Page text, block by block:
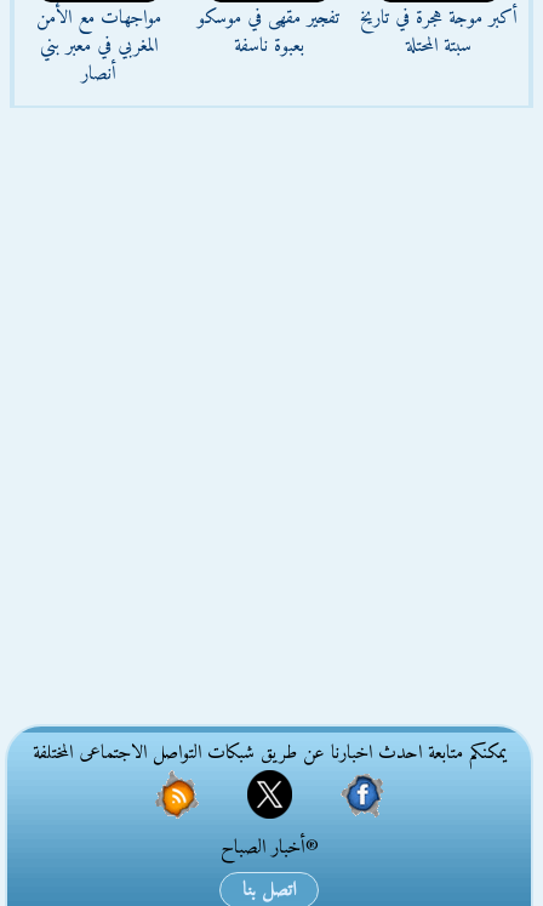
أكبر موجة هجرة في تاريخ
سبتة المحتلة
تفجير مقهى في موسكو
بعبوة ناسفة
مواجهات مع الأمن
المغربي في معبر بني
أنصار
يمكنكم متابعة احدث اخبارنا عن طريق شبكات التواصل الاجتماعى المختلفة
®أخبار الصباح
اتصل بنا